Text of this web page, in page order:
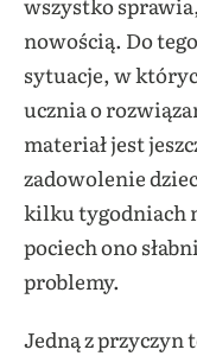
nowością. Do
sytuacje, w
ucznia o
materiał jest
zadowolenie
kilku tygodniach
pociech ono
problemy.
Jedną z przyczyn